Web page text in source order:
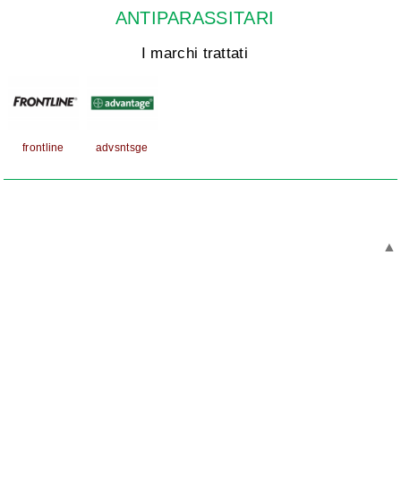
ANTIPARASSITARI
I marchi trattati
frontline advsntsge
▲